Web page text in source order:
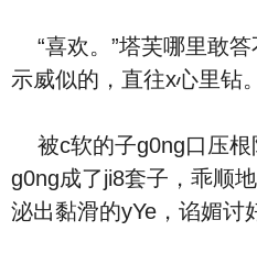
“喜欢。”塔芙哪里敢
示威似的，直往x心里钻。
被c软的子g0ng口压根
g0ng成了ji8套子，乖顺
泌出黏滑的yYe，谄媚讨